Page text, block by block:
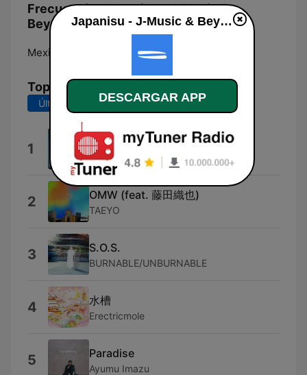
Frecuencias Japanisu - J-Music &
Beyond:
Mexico City:
Top Canciones
Últimos 7 días Últimos 30 días
1 哀
竹内唯人
2 OMW (feat. 藤田織也)
TAEYO
3 S.O.S.
BURNABLE/UNBURNABLE
4 水槽
Erectricmole
5 Paradise
Ayumu Imazu
Japanisu - J-Music & Beyond en vivo
DESCARGAR APP